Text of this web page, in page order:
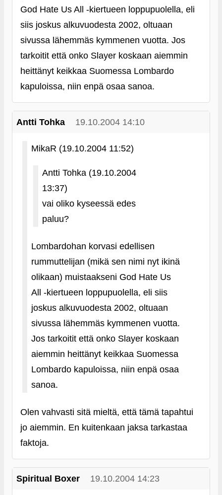
God Hate Us All ‑kiertueen loppupuolella, eli
siis joskus alkuvuodesta 2002, oltuaan
sivussa lähemmäs kymmenen vuotta. Jos
tarkoitit että onko Slayer koskaan aiemmin
heittänyt keikkaa Suomessa Lombardo
kapuloissa, niin enpä osaa sanoa.
Antti Tohka 19.10.2004 14:10
MikaR (19.10.2004 11:52)
Antti Tohka (19.10.2004
13:37)
vai oliko kyseessä edes
paluu?
Lombardohan korvasi edellisen
rummuttelijan (mikä sen nimi nyt ikinä
olikaan) muistaakseni God Hate Us
All ‑kiertueen loppupuolella, eli siis
joskus alkuvuodesta 2002, oltuaan
sivussa lähemmäs kymmenen vuotta.
Jos tarkoitit että onko Slayer koskaan
aiemmin heittänyt keikkaa Suomessa
Lombardo kapuloissa, niin enpä osaa
sanoa.
Olen vahvasti sitä mieltä, että tämä tapahtui
jo aiemmin. En kuitenkaan jaksa tarkastaa
faktoja.
Spiritual Boxer 19.10.2004 14:23